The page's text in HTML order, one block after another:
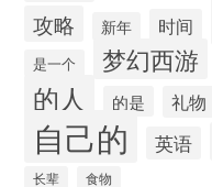
攻略 新年 时间
是一个 梦幻西游
的人 的是 礼物
自己的 英语
长辈 食物